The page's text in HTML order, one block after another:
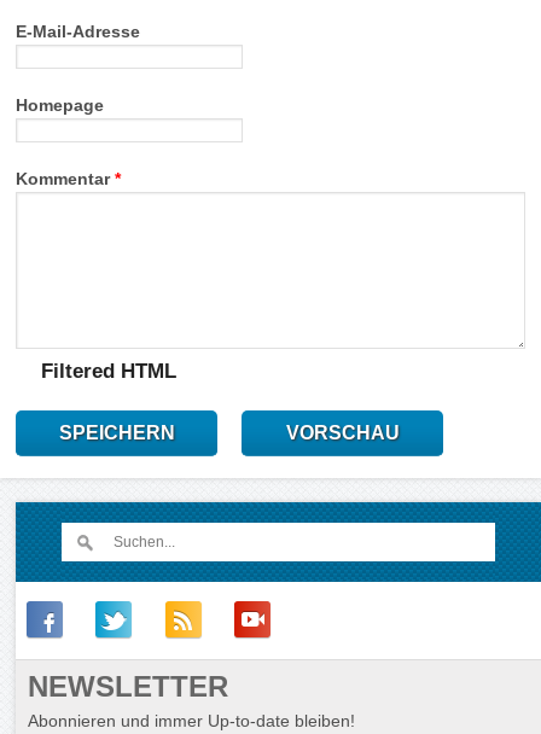
E-Mail-Adresse
Homepage
Kommentar*
Filtered HTML
SPEICHERN VORSCHAU
NEWSLETTER
Abonnieren und immer Up-to-date bleiben!